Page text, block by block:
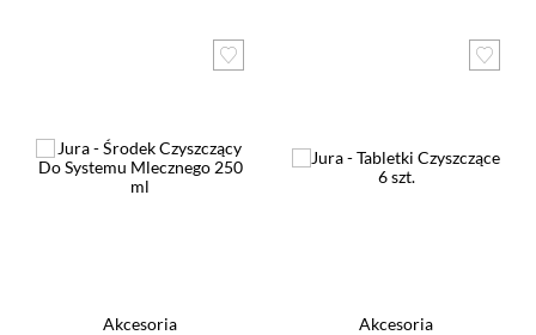
Akcesoria
Akcesoria